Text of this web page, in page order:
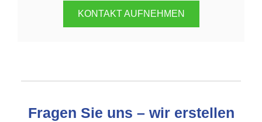
KONTAKT AUFNEHMEN
Fragen Sie uns – wir erstellen